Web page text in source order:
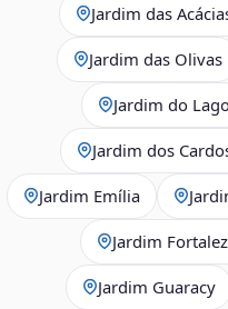
Jardim das
Jardim das Olivas
Jardim do Lago
Jardim dos
Jardim Emília
Jardim
Jardim Guaracy